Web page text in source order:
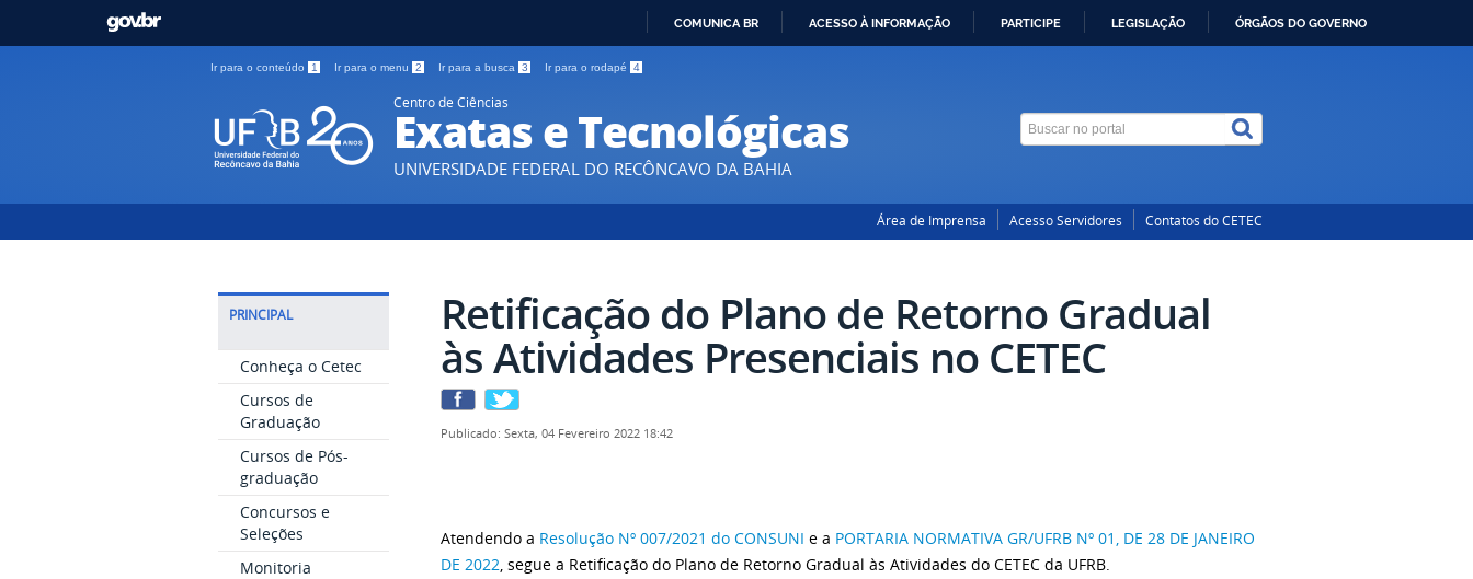
CONTEÚDO
COMUNICA BR ACESSO À INFORMAÇÃO PARTICIPE LEGISLAÇÃO ÓRGÃOS DO GOVERNO
Ir para o conteúdo 1 Ir para o menu 2 Ir para a busca 3 Ir para o rodapé 4
Centro de Ciências
Exatas e Tecnológicas
UNIVERSIDADE FEDERAL DO RECÔNCAVO DA BAHIA
Área de Imprensa Acesso Servidores Contatos do CETEC
PRINCIPAL
Conheça o Cetec
Cursos de
Graduação
Cursos de Pós-
graduação
Concursos e
Seleções
Monitoria
Retificação do Plano de Retorno Gradual
às Atividades Presenciais no CETEC
Publicado: Sexta, 04 Fevereiro 2022 18:42
Atendendo a Resolução Nº 007/2021 do CONSUNI e a PORTARIA NORMATIVA GR/UFRB Nº 01, DE 28 DE JANEIRO
DE 2022 , segue a Retificação do Plano de Retorno Gradual às Atividades do CETEC da UFRB.